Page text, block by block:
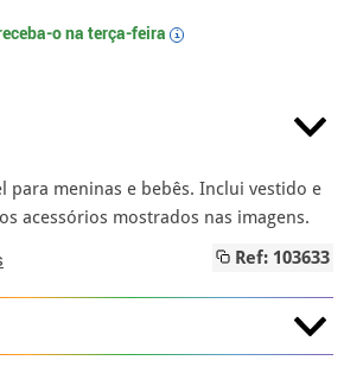
o na terça-feira i
para meninas e bebês. Inclui vestido e
acessórios mostrados nas imagens.
Ref: 103633